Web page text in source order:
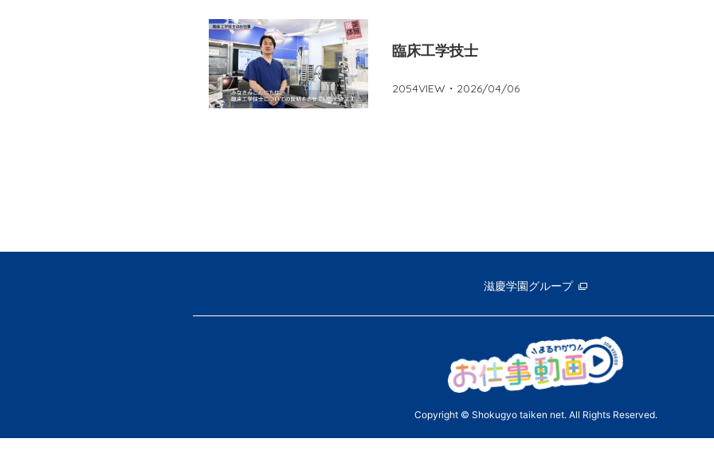
臨床工学技士
2054VIEW・ 2026/04/06
滋慶学園グループ
Copyright © Shokugyo taiken net. All Rights Reserved.